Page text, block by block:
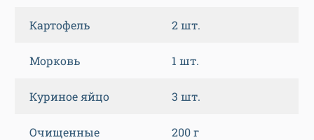
Картофель 2 шт.
Морковь 1 шт.
Куриное яйцо 3 шт.
Очищенные
200 г